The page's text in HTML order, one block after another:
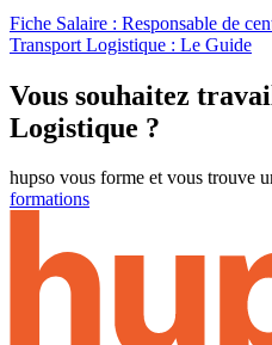
Fiche Salaire : Responsable de
Transport Logistique : Le Guide
Vous souhaitez
Logistique ?
hupso vous forme et vous trouve
formations